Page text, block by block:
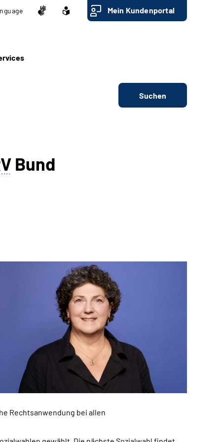
Mein Kundenportal
Suchen
Bund
Rechtsanwendung bei allen